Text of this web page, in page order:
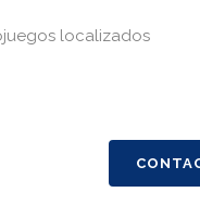
localizados